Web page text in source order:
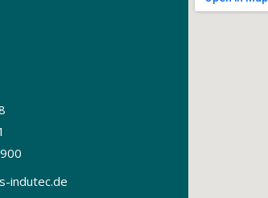
indutec.de